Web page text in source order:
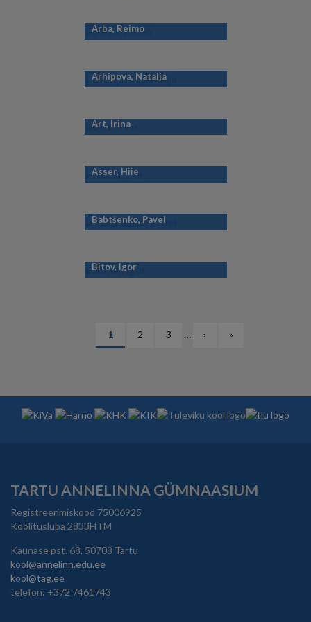
Arba, Reimo
Arhipova, Natalja
Art, Irina
Asser, Hiie
Babtšenko, Pavel
Bitov, Igor
Eesolev
leht
1 Lehekülg
2 Lehekülg
3 …
Järgmine
›
Viimane
»
TARTU ANNELINNA GÜMNAASIUM
Registreerimiskood 75006925
Koolitusluba 2833HTM
Kaunase pst. 68, 50708 Tartu
kool@annelinn.edu.ee
kool@tag.ee
telefon: +372 7461743